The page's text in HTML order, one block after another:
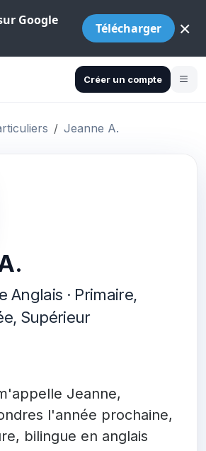
Google
Télécharger ×
Créer un compte
Jeanne A.
Anglais · Primaire,
Supérieur
Jeanne,
l'année prochaine,
bilingue en anglais